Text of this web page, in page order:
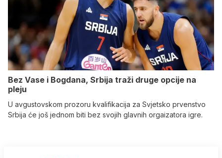
Bez Vase i Bogdana, Srbija traži druge opcije na
pleju
U avgustovskom prozoru kvalifikacija za Svjetsko prvenstvo
Srbija će još jednom biti bez svojih glavnih orgaizatora igre.